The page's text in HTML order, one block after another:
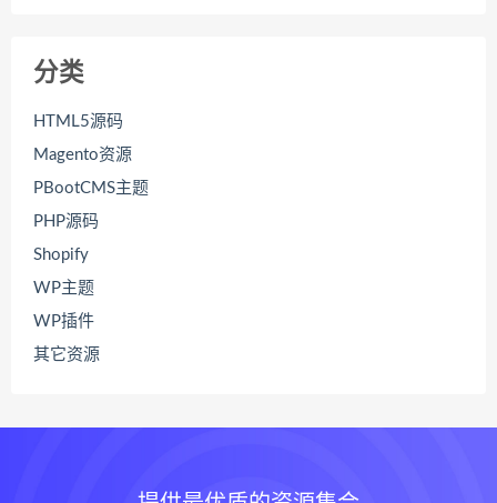
分类
HTML5源码
Magento资源
PBootCMS主题
PHP源码
Shopify
WP主题
WP插件
其它资源